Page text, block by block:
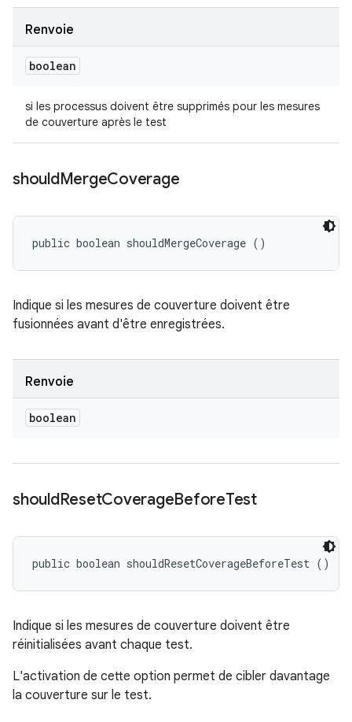
Renvoie
boolean
si les processus doivent être supprimés pour les mesures
de couverture après le test
shouldMergeCoverage
public boolean shouldMergeCoverage ()
Indique si les mesures de couverture doivent être
fusionnées avant d'être enregistrées.
Renvoie
boolean
shouldResetCoverageBeforeTest
public boolean shouldResetCoverageBeforeTest ()
Indique si les mesures de couverture doivent être
réinitialisées avant chaque test.
L'activation de cette option permet de cibler davantage
la couverture sur le test.